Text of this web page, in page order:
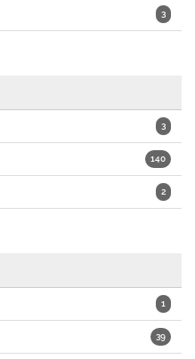
3
3
140
2
1
39